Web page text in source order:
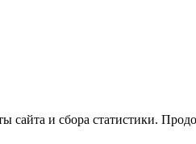
и сбора статистики.